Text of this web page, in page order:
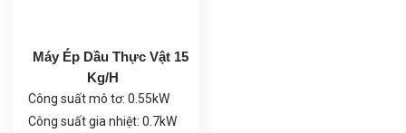
Máy Ép Dầu Thực Vật 15
Kg/H
Công suất mô tơ: 0.55kW
Công suất gia nhiệt: 0.7kW